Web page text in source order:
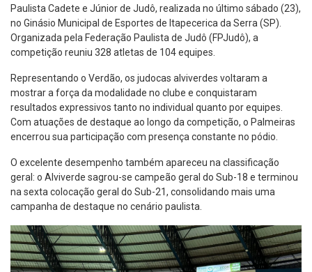
Paulista Cadete e Júnior de Judô, realizada no último sábado (23),
no Ginásio Municipal de Esportes de Itapecerica da Serra (SP).
Organizada pela Federação Paulista de Judô (FPJudô), a
competição reuniu 328 atletas de 104 equipes.
Representando o Verdão, os judocas alviverdes voltaram a
mostrar a força da modalidade no clube e conquistaram
resultados expressivos tanto no individual quanto por equipes.
Com atuações de destaque ao longo da competição, o Palmeiras
encerrou sua participação com presença constante no pódio.
O excelente desempenho também apareceu na classificação
geral: o Alviverde sagrou-se campeão geral do Sub-18 e terminou
na sexta colocação geral do Sub-21, consolidando mais uma
campanha de destaque no cenário paulista.